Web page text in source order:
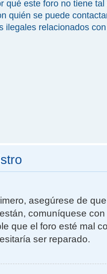
qué este foro no tiene tal
quién se puede
ilegales relacionados
asegúrese de
comuníquese
que el foro esté mal
ser reparado.